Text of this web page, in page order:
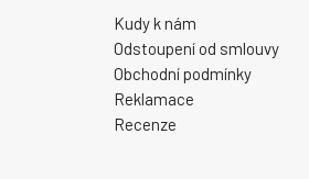
Kudy k nám
Odstoupení od smlouvy
Obchodní podmínky
Reklamace
Recenze